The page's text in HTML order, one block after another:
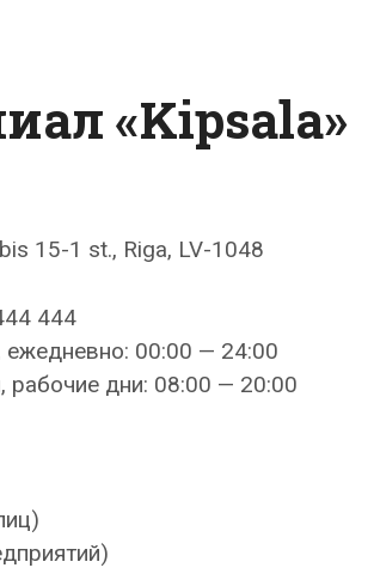
«Kipsala»
15-1 st., Riga, LV-1048
444
ежедневно: 00:00 — 24:00
рабочие дни: 08:00 — 20:00